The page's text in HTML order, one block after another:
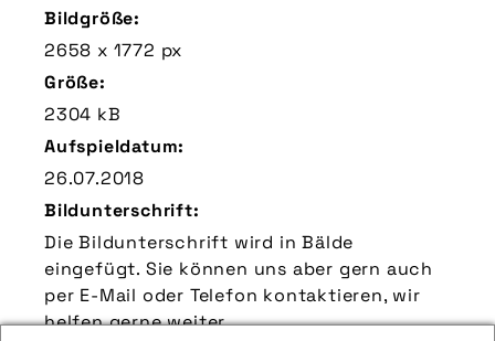
Bildgröße:
2658 x 1772 px
Größe:
2304 kB
Aufspieldatum:
26.07.2018
Bildunterschrift:
Die Bildunterschrift wird in Bälde
eingefügt. Sie können uns aber gern auch
per E-Mail oder Telefon kontaktieren, wir
helfen gerne weiter.